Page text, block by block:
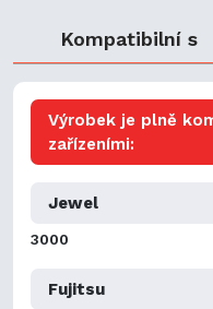
Kompatibilní s
Výrobek je plně
zařízeními:
Jewel
3000
Fujitsu